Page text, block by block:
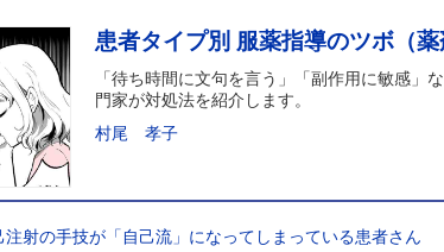
患者タイプ別 服薬指導のツボ（薬
「待ち時間に文句を言う」「副作用に敏感」
門家が対処法を紹介します。
村尾 孝子
注射の手技が「自己流」になってしまっている患者さん